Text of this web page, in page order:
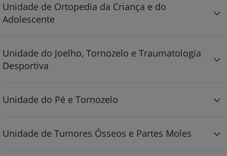
Unidade de Ortopedia da Criança e do
Adolescente
Unidade do Joelho, Tornozelo e Traumatologia
Desportiva
Unidade do Pé e Tornozelo
Unidade de Tumores Ósseos e Partes Moles